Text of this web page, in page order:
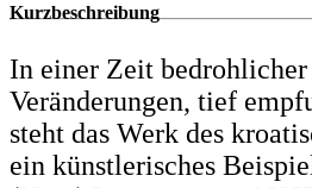
Kurzbeschreibung
In einer Zeit
Veränderungen, tief
steht das Werk des
ein künstlerisches